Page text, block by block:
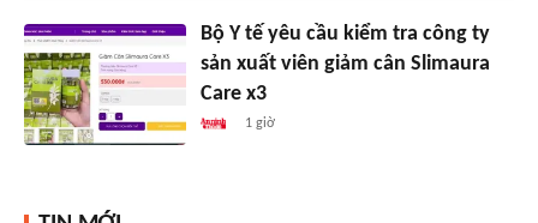
Bộ Y tế yêu cầu kiểm tra công ty
sản xuất viên giảm cân Slimaura
Care x3
1 giờ